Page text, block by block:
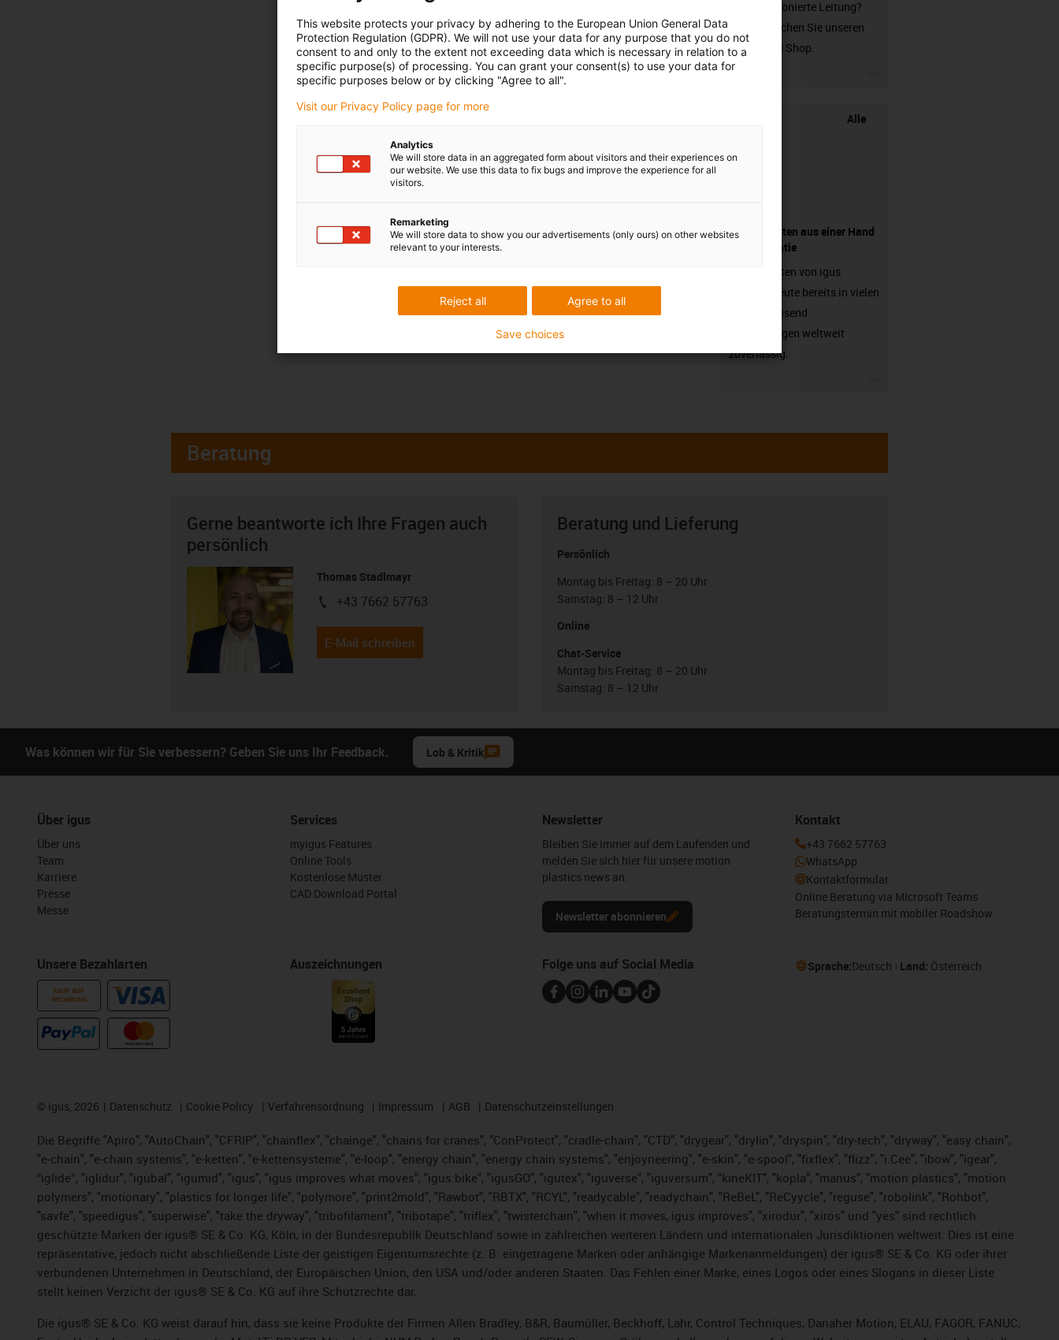
unkonfektionierte Leitung?
Dann besuchen Sie unseren
chainflex® Shop.
Alle
Komponenten aus einer Hand
- mit Garantie
Energieketten von igus
arbeiten heute bereits in vielen
hunderttausend
Anwendungen weltweit
zuverlässig.
Beratung
Gerne beantworte ich Ihre Fragen auch
persönlich
Thomas Stadlmayr
igus-icon-phone
+43 7662 57763
E-Mail schreiben
Beratung und Lieferung
Persönlich
Montag bis Freitag: 8 – 20 Uhr
Samstag: 8 – 12 Uhr
Online
Chat-Service
Montag bis Freitag: 8 – 20 Uhr
Samstag: 8 – 12 Uhr
Was können wir für Sie verbessern? Geben Sie uns Ihr Feedback. Lob & Kritik
Über igus
Über uns
Team
Karriere
Presse
Messe
Unsere Bezahlarten
KAUF AUF
RECHNUNG
Services
myigus Features
Online Tools
Kostenlose Muster
CAD Download Portal
Auszeichnungen
Newsletter
Bleiben Sie immer auf dem Laufenden und
melden Sie sich hier für unsere motion
plastics news an.
Newsletter abonnieren
Kontakt
+43 7662 57763
WhatsApp
Kontaktformular
Online Beratung via Microsoft Teams
Beratungstermin mit mobiler Roadshow
Folge uns auf Social Media Sprache:Deutsch Land: Österreich
© igus, 2026 Datenschutz Cookie Policy Verfahrensordnung Impressum AGB Datenschutzeinstellungen
Die Begriffe "Apiro", "AutoChain", "CFRIP", "chainflex", "chainge", "chains for cranes", "ConProtect", "cradle-chain", "CTD", "drygear", "drylin", "dryspin", "dry-tech", "dryway", "easy chain",
"e-chain", "e-chain systems", "e-ketten", "e-kettensysteme", "e-loop", "energy chain", "energy chain systems", "enjoyneering", "e-skin", "e-spool", "fixflex", "flizz", "i.Cee", "ibow", "igear",
“iglide”, "iglidur", "igubal", "igumid", "igus", "igus improves what moves", "igus:bike", "igusGO", "igutex", "iguverse", "iguversum", "kineKIT", "kopla", "manus", "motion plastics", "motion
polymers", "motionary", "plastics for longer life", "polymore", "print2mold", "Rawbot", "RBTX", "RCYL", "readycable", "readychain", "ReBeL", "ReCyycle", "reguse", "robolink", "Rohbot",
"savfe", "speedigus", "superwise", "take the dryway", "tribofilament", "tribotape", "triflex", "twisterchain", "when it moves, igus improves", "xirodur", "xiros" und "yes" sind rechtlich
geschützte Marken der igus® SE & Co. KG, Köln, in der Bundesrepublik Deutschland sowie in zahlreichen weiteren Ländern und internationalen Jurisdiktionen weltweit. Dies ist eine
repräsentative, jedoch nicht abschließende Liste der geistigen Eigentumsrechte (z. B. eingetragene Marken oder anhängige Markenanmeldungen) der igus® SE & Co. KG oder ihrer
verbundenen Unternehmen in Deutschland, der Europäischen Union, den USA und/oder anderen Staaten. Das Fehlen einer Marke, eines Logos oder eines Slogans in dieser Liste
stellt keinen Verzicht der igus® SE & Co. KG auf ihre Schutzrechte dar.
Die igus® SE & Co. KG weist darauf hin, dass sie keine Produkte der Firmen Allen Bradley, B&R, Baumüller, Beckhoff, Lahr, Control Techniques, Danaher Motion, ELAU, FAGOR, FANUC,
This website protects your privacy by adhering to the European Union General Data
Protection Regulation (GDPR). We will not use your data for any purpose that you do not
consent to and only to the extent not exceeding data which is necessary in relation to a
specific purpose(s) of processing. You can grant your consent(s) to use your data for
specific purposes below or by clicking "Agree to all".
Visit our Privacy Policy page for more
Analytics
We will store data in an aggregated form about visitors and their experiences on
our website. We use this data to fix bugs and improve the experience for all
visitors.
Remarketing
We will store data to show you our advertisements (only ours) on other websites
relevant to your interests.
Agree to all
Reject all
Save choices